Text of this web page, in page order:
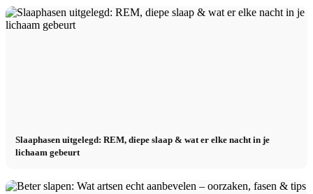
Slaaphasen uitgelegd: REM, diepe slaap & wat er elke nacht in je
lichaam gebeurt